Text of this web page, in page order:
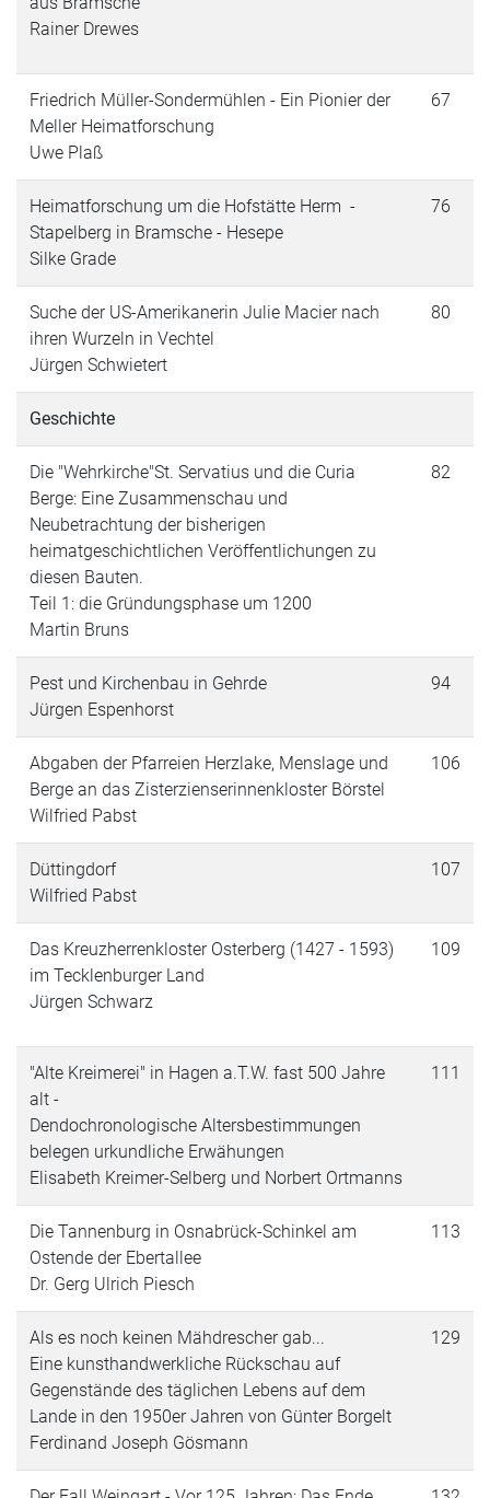
Rainer Drewes
Friedrich Müller-Sondermühlen - Ein Pionier der
Meller Heimatforschung
Uwe Plaß
67
Heimatforschung um die Hofstätte Herm -
Stapelberg in Bramsche - Hesepe
Silke Grade
76
Suche der US-Amerikanerin Julie Macier nach
ihren Wurzeln in Vechtel
Jürgen Schwietert
80
Geschichte
Die "Wehrkirche"St. Servatius und die Curia
Berge: Eine Zusammenschau und
Neubetrachtung der bisherigen
heimatgeschichtlichen Veröffentlichungen zu
diesen Bauten.
Teil 1: die Gründungsphase um 1200
Martin Bruns
82
Pest und Kirchenbau in Gehrde
Jürgen Espenhorst
94
Abgaben der Pfarreien Herzlake, Menslage und
Berge an das Zisterzienserinnenkloster Börstel
Wilfried Pabst
106
Düttingdorf
Wilfried Pabst
107
Das Kreuzherrenkloster Osterberg (1427 - 1593)
im Tecklenburger Land
Jürgen Schwarz
109
"Alte Kreimerei" in Hagen a.T.W. fast 500 Jahre
alt -
Dendochronologische Altersbestimmungen
belegen urkundliche Erwähungen
Elisabeth Kreimer-Selberg und Norbert Ortmanns
111
Die Tannenburg in Osnabrück-Schinkel am
Ostende der Ebertallee
Dr. Gerg Ulrich Piesch
113
Als es noch keinen Mähdrescher gab...
Eine kunsthandwerkliche Rückschau auf
Gegenstände des täglichen Lebens auf dem
Lande in den 1950er Jahren von Günter Borgelt
Ferdinand Joseph Gösmann
129